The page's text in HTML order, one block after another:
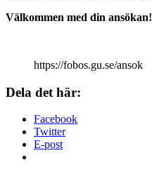
Välkommen med din ansökan!
https://fobos.gu.se/ansok
Dela det här:
Facebook
Twitter
E-post